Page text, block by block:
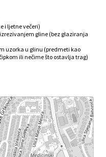
i ljetne večeri)
gline (bez glaziranja
uzorka u glinu (predmeti kao
ili nečime što ostavlja trag)